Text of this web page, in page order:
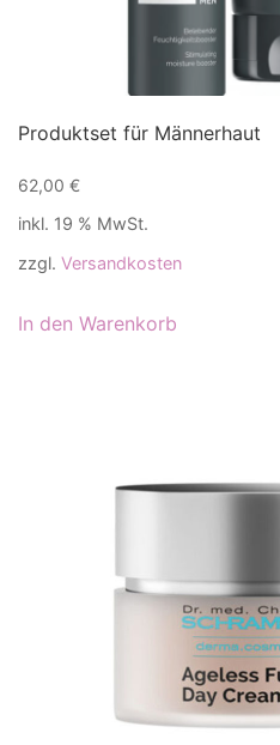
Produktset für Männerhaut
62,00 €
inkl. 19 % MwSt.
zzgl. Versandkosten
In den Warenkorb